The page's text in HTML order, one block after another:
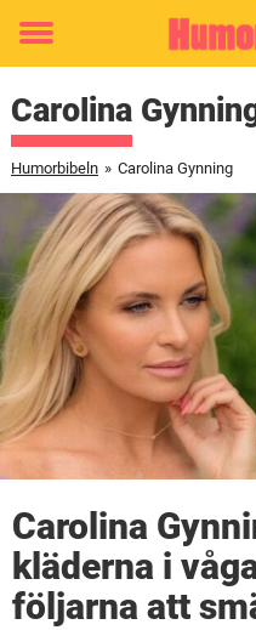
Toggle
Carolina
Humorbibeln » Carolina Gynning
Carolina
kläderna i
följarna att